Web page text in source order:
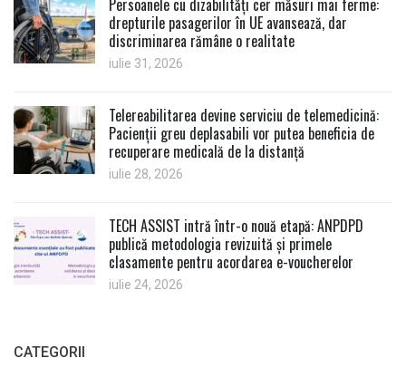
Persoanele cu dizabilități cer măsuri mai ferme:
drepturile pasagerilor în UE avansează, dar
discriminarea rămâne o realitate
iulie 31, 2026
Telereabilitarea devine serviciu de telemedicină:
Pacienții greu deplasabili vor putea beneficia de
recuperare medicală de la distanță
iulie 28, 2026
TECH ASSIST intră într-o nouă etapă: ANPDPD
publică metodologia revizuită și primele
clasamente pentru acordarea e-voucherelor
iulie 24, 2026
CATEGORII